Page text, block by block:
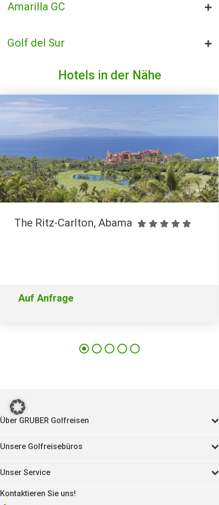
Amarilla GC
Golf del Sur
Hotels in der Nähe
The Ritz-Carlton, Abama
Auf Anfrage
Über GRUBER Golfreisen
Unsere Golfreisebüros
Unser Service
Kontaktieren Sie uns!